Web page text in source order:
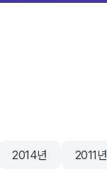
2014년 2011년